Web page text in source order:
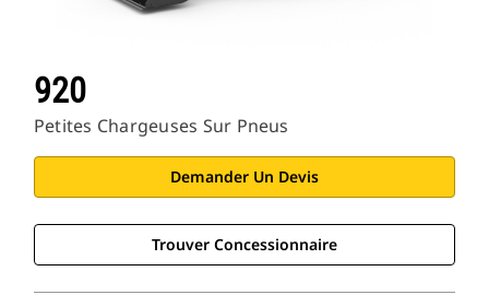
920
Petites Chargeuses Sur Pneus
Demander Un Devis
Trouver Concessionnaire